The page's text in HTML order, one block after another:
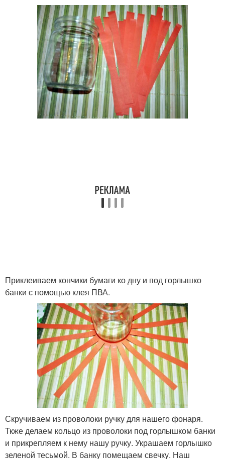
Приклеиваем кончики бумаги ко дну и под горлышко
банки с помощью клея ПВА.
Скручиваем из проволоки ручку для нашего фонаря.
Ткже делаем кольцо из проволоки под горлышком банки
и прикрепляем к нему нашу ручку. Украшаем горлышко
зеленой тесьмой. В банку помещаем свечку. Наш